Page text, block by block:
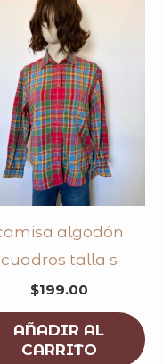
algodón
cuadros talla s
$199.00
AÑADIR AL
CARRITO